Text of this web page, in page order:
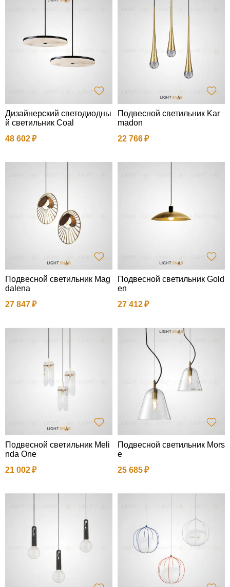
Дизайнерский светодиодны
й светильник Coal
48 602
Подвесной светильник Kar
madon
22 766
Подвесной светильник Mag
dalena
27 847
Подвесной светильник Gold
en
27 412
Подвесной светильник Meli
nda One
21 002
Подвесной светильник Mors
e
25 685